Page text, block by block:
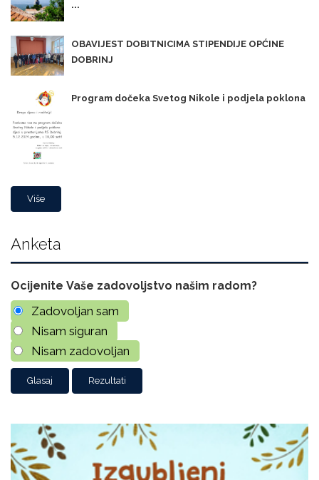
...
OBAVIJEST DOBITNICIMA STIPENDIJE OPĆINE
DOBRINJ
Program dočeka Svetog Nikole i podjela poklona
Više
Anketa
Ocijenite Vaše zadovoljstvo našim radom?
Zadovoljan sam
Nisam siguran
Nisam zadovoljan
Rezultati